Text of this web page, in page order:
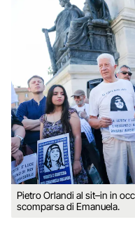
Pietro Orlandi al sit–in in
scomparsa di Emanuela.